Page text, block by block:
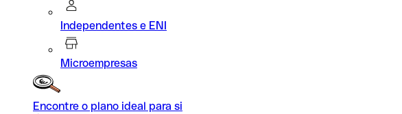
Independentes e ENI
Microempresas
Encontre o plano ideal para si